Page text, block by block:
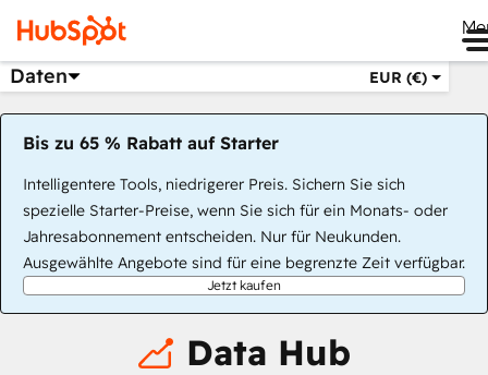
Daten EUR (€)
Bis zu 65 % Rabatt auf Starter
Intelligentere Tools, niedrigerer Preis. Sichern Sie sich
spezielle Starter-Preise, wenn Sie sich für ein Monats- oder
Jahresabonnement entscheiden. Nur für Neukunden.
Ausgewählte Angebote sind für eine begrenzte Zeit verfügbar.
Jetzt kaufen
Data Hub